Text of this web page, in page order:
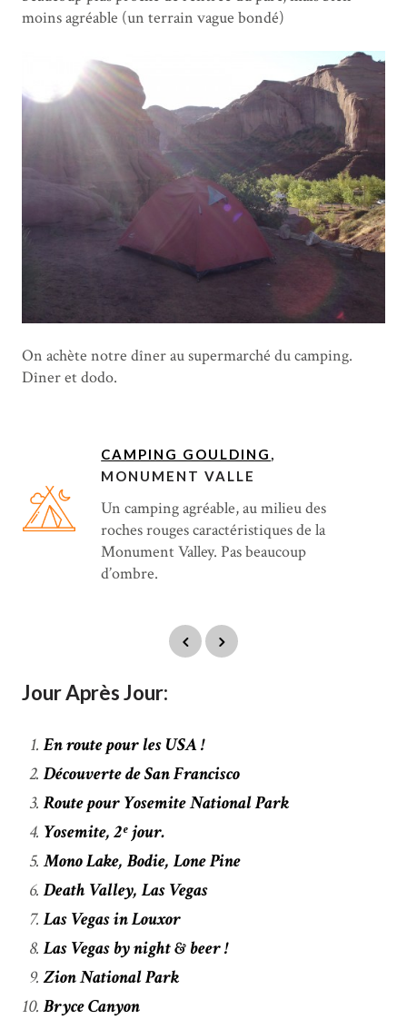
moins agréable (un terrain vague bondé)
On achète notre dîner au supermarché du camping.
Dîner et dodo.
CAMPING GOULDING,
MONUMENT VALLE
Un camping agréable, au milieu des
roches rouges caractéristiques de la
Monument Valley. Pas beaucoup
d’ombre.
Jour Après Jour:
En route pour les USA !
Découverte de San Francisco
Route pour Yosemite National Park
Yosemite, 2ᵉ jour.
Mono Lake, Bodie, Lone Pine
Death Valley, Las Vegas
Las Vegas in Louxor
Las Vegas by night & beer !
Zion National Park
Bryce Canyon